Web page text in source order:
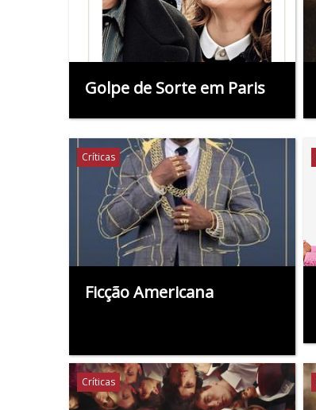
Golpe de Sorte em Paris
Críticas
Ficção Americana
Críticas